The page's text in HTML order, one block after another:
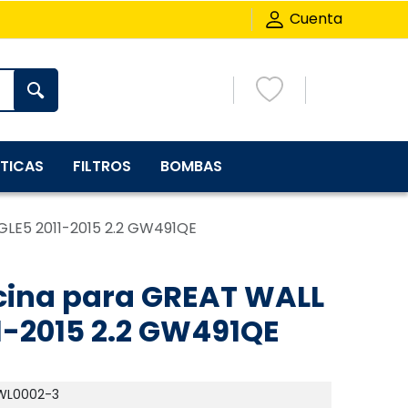
Cuenta
FILTROS BOMBAS
2011-2015 2.2 GW491QE
para GREAT WALL
2015 2.2 GW491QE
3